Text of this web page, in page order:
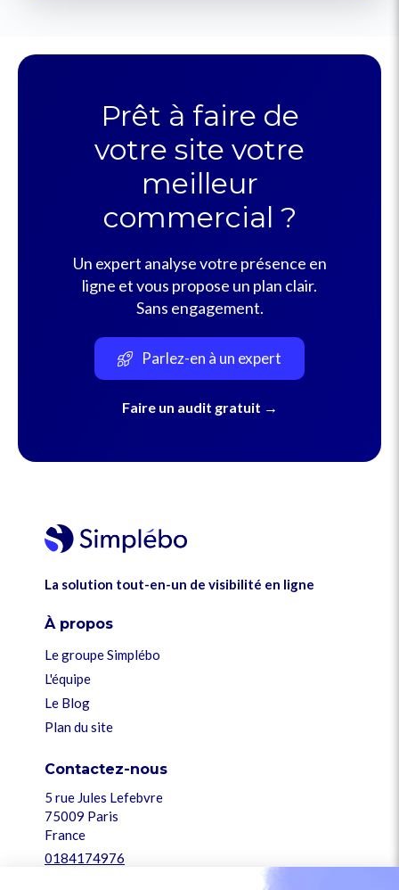
Prêt à faire de
votre site votre
meilleur
commercial ?
Un expert analyse votre présence en
ligne et vous propose un plan clair.
Sans engagement.
Parlez-en à un expert
Faire un audit gratuit →
La solution tout-en-un de visibilité en ligne
À propos
Le groupe Simplébo
L'équipe
Le Blog
Plan du site
Contactez-nous
5 rue Jules Lefebvre
75009 Paris
France
0184174976